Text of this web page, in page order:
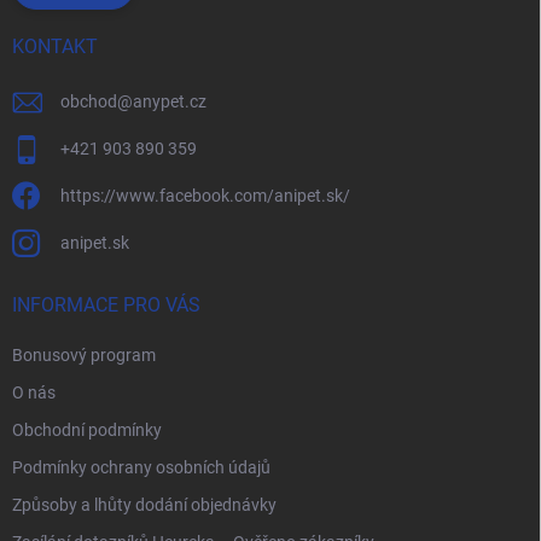
KONTAKT
obchod@anypet.cz
+421 903 890 359
https://www.facebook.com/anipet.sk/
anipet.sk
INFORMACE PRO VÁS
Bonusový program
O nás
Obchodní podmínky
Podmínky ochrany osobních údajů
Způsoby a lhůty dodání objednávky